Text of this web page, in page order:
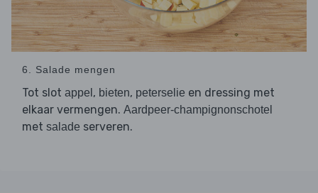
6. Salade mengen
Tot slot appel , bieten, peterselie en dressing met
elkaar vermengen. Aardpeer-champignonschotel
met salade serveren.